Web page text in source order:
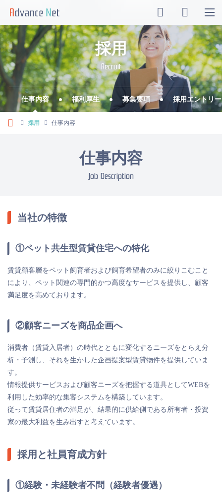
採用
Recruit
仕事内容 福利厚生 募集要項 採用エントリー
採用 仕事内容
仕事内容
Job Description
当社の特徴
①ペット共生型賃貸住宅への特化
賃貸顧客層をペット飼育者および飼育希望者のみに絞りこむこと
により、ペット関連の専門的かつ高度なサービスを提供し、顧客
満足度を高めております。
②顧客ニーズを商品企画へ
消費者（賃貸入居者）の時代とともに変化するニーズをとらえ分
析・予測し、それを生かした企画提案型賃貸物件を提供していま
す。
情報提供サービスおよび顧客ニーズを把握する道具としてWEBを
利用した効率的な集客システムを構築しています。
従って賃貸居住者の満足が、結果的に供給側である所有者・投資
家の最大利益を生み出すと考えています。
採用と社員育成方針
①経験・未経験者不問（経験者優遇）